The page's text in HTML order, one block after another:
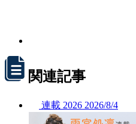
関連記事
連載 2026 2026/8/4